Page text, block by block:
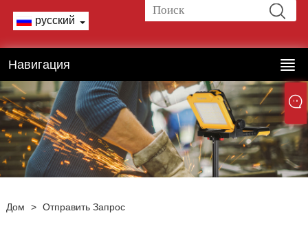
русский
Навигация
Дом > Отправить Запрос